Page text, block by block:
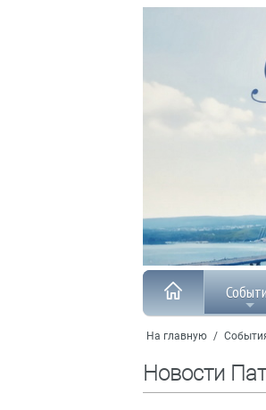
На главную /
Новости